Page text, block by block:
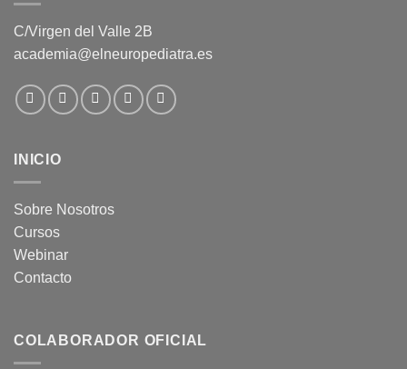
C/Virgen del Valle 2B
academia@elneuropediatra.es
INICIO
Sobre Nosotros
Cursos
Webinar
Contacto
COLABORADOR OFICIAL